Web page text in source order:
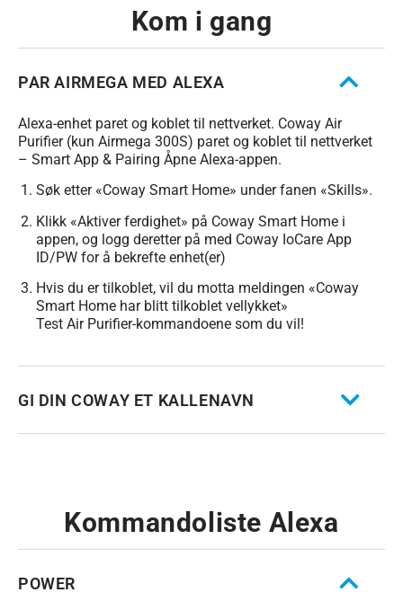
Kom i gang
PAR AIRMEGA MED ALEXA
Alexa-enhet paret og koblet til nettverket. Coway Air
Purifier (kun Airmega 300S) paret og koblet til nettverket
– Smart App & Pairing Åpne Alexa-appen.
Søk etter «Coway Smart Home» under fanen «Skills».
Klikk «Aktiver ferdighet» på Coway Smart Home i
appen, og logg deretter på med Coway IoCare App
ID/PW for å bekrefte enhet(er)
Hvis du er tilkoblet, vil du motta meldingen «Coway
Smart Home har blitt tilkoblet vellykket»
Test Air Purifier-kommandoene som du vil!
GI DIN COWAY ET KALLENAVN
Kommandoliste Alexa
POWER